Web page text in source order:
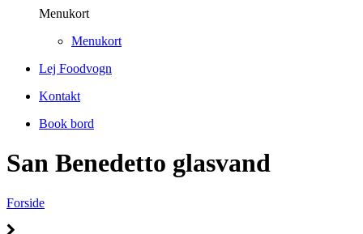
Menukort
Menukort
Lej Foodvogn
Kontakt
Book bord
San Benedetto glasvand
Forside